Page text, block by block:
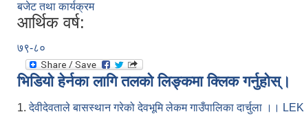
बजेट तथा कार्यक्रम
आर्थिक वर्ष:
७९-८०
भिडियो हेर्नका लागि तलको लिङ्कमा क्लिक गर्नुहोस्।
1.देवीदेवताले बासस्थान गरेको देवभूमि लेकम गाउँपालिका दार्चुला ।।